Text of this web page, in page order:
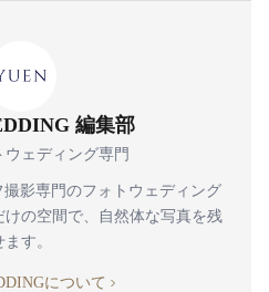
編集部
ウェディング専門
影専門のフォトウェディング
の空間で、自然体な写真を残
ます。
について